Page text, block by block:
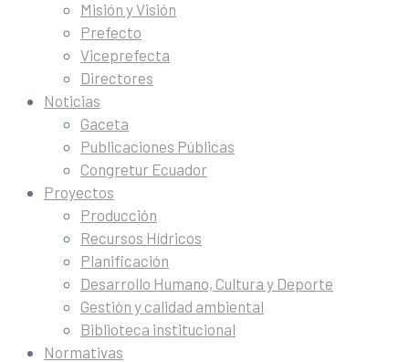
Misión y Visión
Prefecto
Viceprefecta
Directores
Noticias
Gaceta
Publicaciones Públicas
Congretur Ecuador
Proyectos
Producción
Recursos Hídricos
Planificación
Desarrollo Humano, Cultura y Deporte
Gestión y calidad ambiental
Biblioteca institucional
Normativas